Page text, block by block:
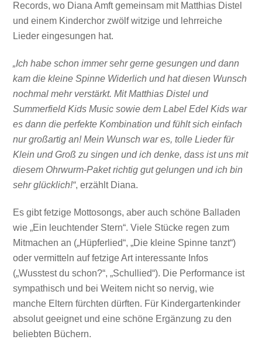
Records, wo Diana Amft gemeinsam mit Matthias Distel
und einem Kinderchor zwölf witzige und lehrreiche
Lieder eingesungen hat.
„Ich habe schon immer sehr gerne gesungen und dann
kam die kleine Spinne Widerlich und hat diesen Wunsch
nochmal mehr verstärkt. Mit Matthias Distel und
Summerfield Kids Music sowie dem Label Edel Kids war
es dann die perfekte Kombination und fühlt sich einfach
nur großartig an! Mein Wunsch war es, tolle Lieder für
Klein und Groß zu singen und ich denke, dass ist uns mit
diesem Ohrwurm-Paket richtig gut gelungen und ich bin
sehr glücklich!“, erzählt Diana.
Es gibt fetzige Mottosongs, aber auch schöne Balladen
wie „Ein leuchtender Stern“. Viele Stücke regen zum
Mitmachen an („Hüpferlied“, „Die kleine Spinne tanzt“)
oder vermitteln auf fetzige Art interessante Infos
(„Wusstest du schon?“, „Schullied“). Die Performance ist
sympathisch und bei Weitem nicht so nervig, wie
manche Eltern fürchten dürften. Für Kindergartenkinder
absolut geeignet und eine schöne Ergänzung zu den
beliebten Büchern.